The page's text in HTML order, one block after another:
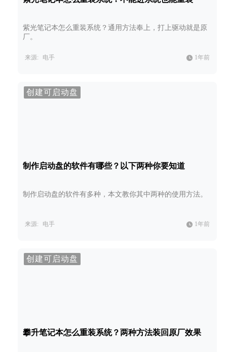
紫光笔记本怎么重装系统？通用方法奉上，打上驱动就是原
厂。
来源: 电手 1年前
创建可启动盘
制作启动盘的软件有哪些？以下两种你要知道
制作启动盘的软件有多种，本文教你其中两种的使用方法。
来源: 电手 1年前
创建可启动盘
攀升笔记本怎么重装系统？两种方法装回原厂效果